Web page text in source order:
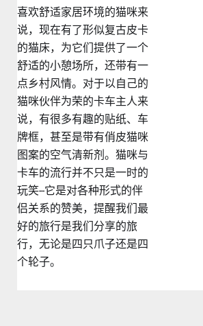
喜欢舒适家居环境的猫咪来
说，现在有了形似复古皮卡
的猫床，为它们提供了一个
舒适的小憩场所，还带有一
点乡村风情。对于以自己的
猫咪伙伴为荣的卡车主人来
说，有很多有趣的贴纸、车
牌框，甚至是带有俏皮猫咪
图案的空气清新剂。猫咪与
卡车的流行并不只是一时的
玩笑--它是对各种形式的伴
侣关系的赞美，提醒我们最
好的旅行是我们分享的旅
行，无论是四只爪子还是四
个轮子。